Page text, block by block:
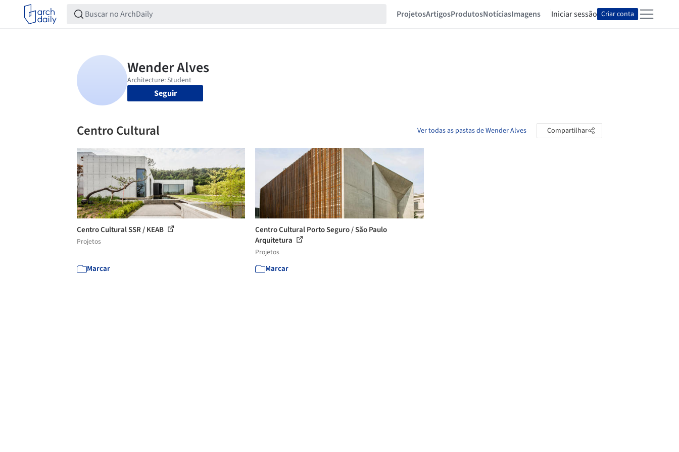
ProjetosArtigosProdutosNotíciasImagens Iniciar sessão Criar conta
Seguir
Centro Cultural Ver todas as pastas de Wender Alves Compartilhar
Centro Cultural SSR / KEAB
Projetos
Marcar
Centro Cultural Porto Seguro / São Paulo
Arquitetura
Projetos
Marcar